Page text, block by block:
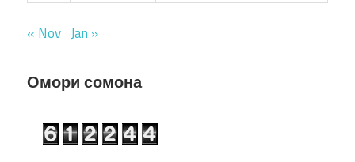
« Nov Jan »
Омори сомона